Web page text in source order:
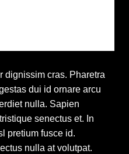
dignissim cras. Pharetra
dui id ornare arcu
nulla. Sapien
senectus et. In
pretium fusce id.
nulla at volutpat.